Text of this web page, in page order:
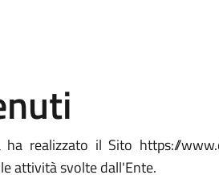
realizzato il Sito https://
attività svolte dall'Ente.